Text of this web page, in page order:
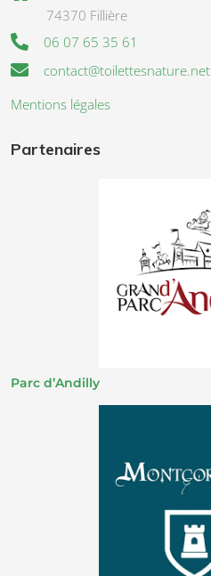
74370 Fillière
06 07 65 35 61
contact@toilettesnature.net
Mentions légales
Partenaires
Parc d’Andilly